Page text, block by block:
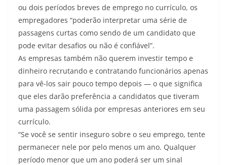
ou dois períodos breves de emprego no currículo, os
empregadores “poderão interpretar uma série de
passagens curtas como sendo de um candidato que
pode evitar desafios ou não é confiável”.
As empresas também não querem investir tempo e
dinheiro recrutando e contratando funcionários apenas
para vê-los sair pouco tempo depois — o que significa
que eles darão preferência a candidatos que tiveram
uma passagem sólida por empresas anteriores em seu
currículo.
“Se você se sentir inseguro sobre o seu emprego, tente
permanecer nele por pelo menos um ano. Qualquer
período menor que um ano poderá ser um sinal